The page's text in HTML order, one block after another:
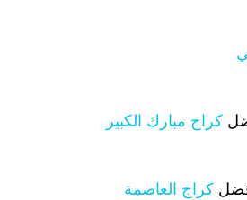
كراج مبارك الكبير
كراج العاصمة